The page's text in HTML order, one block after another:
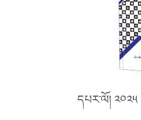
དཔར་ལོ། ༢༠༢༥